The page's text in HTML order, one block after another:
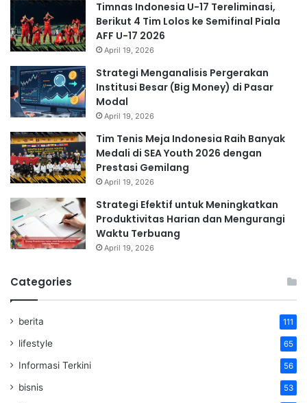
Timnas Indonesia U-17 Tereliminasi,
Berikut 4 Tim Lolos ke Semifinal Piala
AFF U-17 2026
April 19, 2026
Strategi Menganalisis Pergerakan
Institusi Besar (Big Money) di Pasar
Modal
April 19, 2026
Tim Tenis Meja Indonesia Raih Banyak
Medali di SEA Youth 2026 dengan
Prestasi Gemilang
April 19, 2026
Strategi Efektif untuk Meningkatkan
Produktivitas Harian dan Mengurangi
Waktu Terbuang
April 19, 2026
Categories
berita 111
lifestyle 65
Informasi Terkini 56
bisnis 53